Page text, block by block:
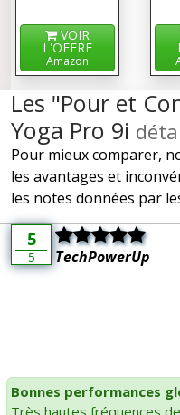
VOIR
L'OFFRE
Amazon
Les "Pour et
Yoga Pro 9i
Pour mieux comparer,
les avantages et
les notes données par
5
5 TechPowerUp
Bonnes performances
Très hautes fréquences